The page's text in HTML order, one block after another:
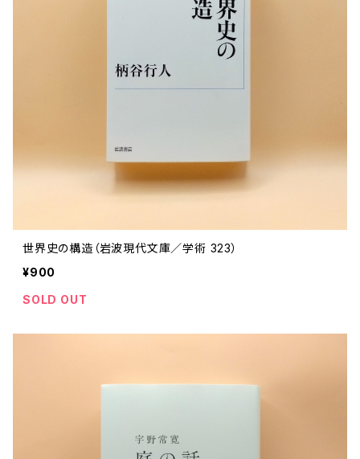
世界史の構造（岩波現代文庫／学術 323）
¥900
SOLD OUT